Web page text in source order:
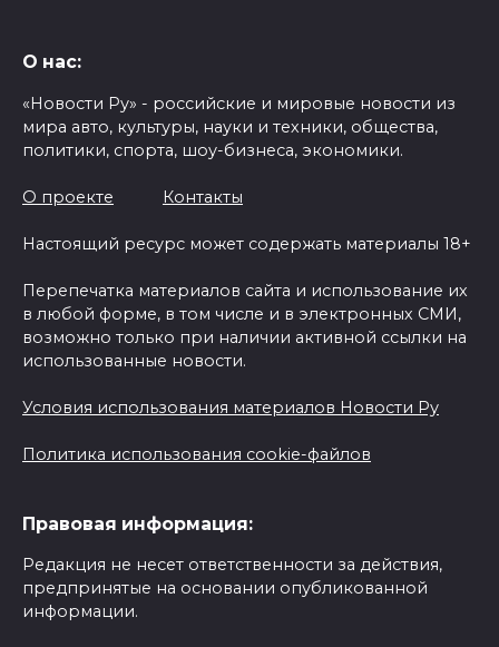
О нас:
«Новости Ру» - российские и мировые новости из
мира авто, культуры, науки и техники, общества,
политики, спорта, шоу-бизнеса, экономики.
О проекте Контакты
Настоящий ресурс может содержать материалы 18+
Перепечатка материалов сайта и использование их
в любой форме, в том числе и в электронных СМИ,
возможно только при наличии активной ссылки на
использованные новости.
Условия использования материалов Новости Ру
Политика использования cookie-файлов
Правовая информация:
Редакция не несет ответственности за действия,
предпринятые на основании опубликованной
информации.